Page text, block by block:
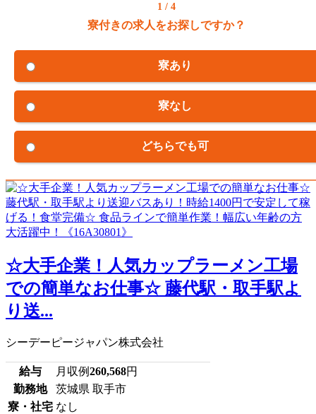
1 / 4
寮付きの求人をお探しですか？
寮あり
寮なし
どちらでも可
☆大手企業！人気カップラーメン工場
での簡単なお仕事☆ 藤代駅・取手駅よ
り送...
シーデーピージャパン株式会社
給与 月収例260,568円
勤務地
茨城県 取手市
寮・社宅 なし